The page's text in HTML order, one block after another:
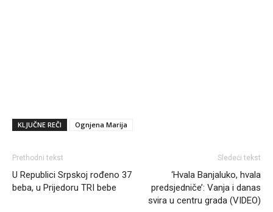
KLJUČNE REČI Ognjena Marija
Prethodni tekst
U Republici Srpskoj rođeno 37
beba, u Prijedoru TRI bebe
Sledeći tekst
‘Hvala Banjaluko, hvala
predsjedniče’: Vanja i danas
svira u centru grada (VIDEO)